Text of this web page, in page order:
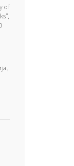
of